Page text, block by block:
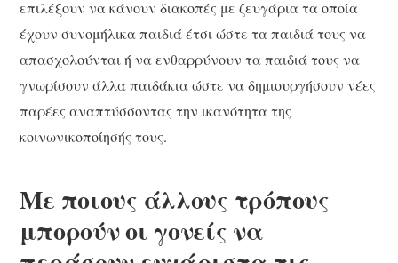
επιλέξουν να κάνουν διακοπές με ζευγάρια τα οποία
έχουν συνομήλικα παιδιά έτσι ώστε τα παιδιά τους να
απασχολούνται ή να ενθαρρύνουν τα παιδιά τους να
γνωρίσουν άλλα παιδάκια ώστε να δημιουργήσουν νέες
παρέες αναπτύσσοντας την ικανότητα της
κοινωνικοποίησής τους.
Με ποιους άλλους τρόπους
μπορούν οι γονείς να